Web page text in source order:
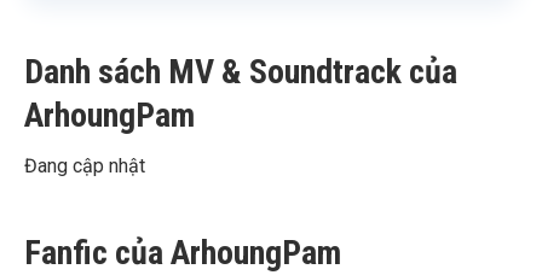
Danh sách MV & Soundtrack của
ArhoungPam
Đang cập nhật
Fanfic của ArhoungPam